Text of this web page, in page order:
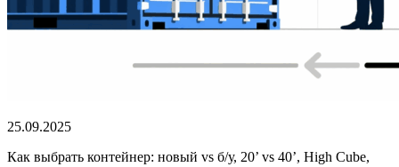
25.09.2025
Как выбрать контейнер: новый vs б/у, 20’ vs 40’, High Cube,